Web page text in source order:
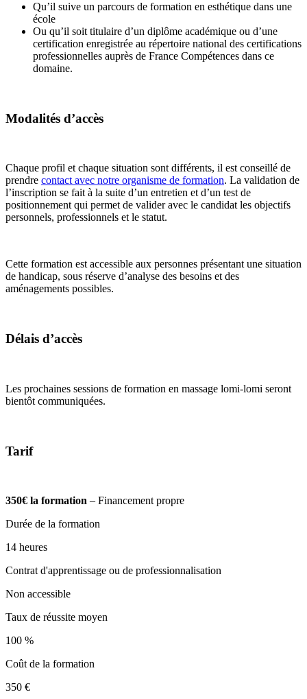
Qu’il suive un parcours de formation en esthétique dans une
école
Ou qu’il soit titulaire d’un diplôme académique ou d’une
certification enregistrée au répertoire national des certifications
professionnelles auprès de France Compétences dans ce
domaine.
Modalités d’accès
Chaque profil et chaque situation sont différents, il est conseillé de
prendre contact avec notre organisme de formation. La validation de
l’inscription se fait à la suite d’un entretien et d’un test de
positionnement qui permet de valider avec le candidat les objectifs
personnels, professionnels et le statut.
Cette formation est accessible aux personnes présentant une situation
de handicap, sous réserve d’analyse des besoins et des
aménagements possibles.
Délais d’accès
Les prochaines sessions de formation en massage lomi-lomi seront
bientôt communiquées.
Tarif
350€ la formation – Financement propre
Durée de la formation
14 heures
Contrat d'apprentissage ou de professionnalisation
Non accessible
Taux de réussite moyen
100 %
Coût de la formation
350 €